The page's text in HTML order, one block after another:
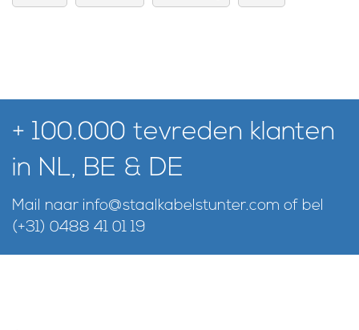
+ 100.000 tevreden klanten
in NL, BE & DE
Mail naar info@staalkabelstunter.com of bel
(+31) 0488 41 01 19